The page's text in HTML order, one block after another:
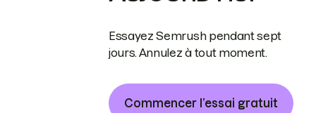
Essayez Semrush pendant sept
jours. Annulez à tout moment.
Commencer l’essai gratuit